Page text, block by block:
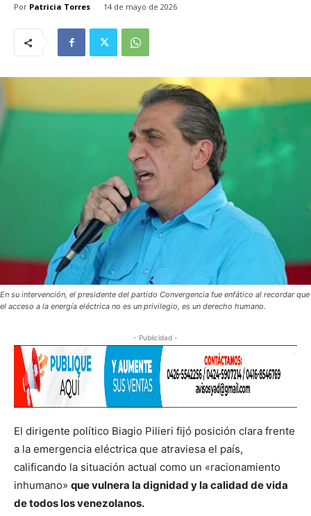
Por Patricia Torres 14 de mayo de 2026
En su intervención, el presidente del partido Convergencia fue enfático al recordar que
el acceso a la energía eléctrica no es un privilegio, es un derecho humano.
- Publicidad -
El dirigente político Biagio Pilieri fijó posición clara frente
a la emergencia eléctrica que atraviesa el país,
calificando la situación actual como un «racionamiento
inhumano» que vulnera la dignidad y la calidad de vida
de todos los venezolanos.